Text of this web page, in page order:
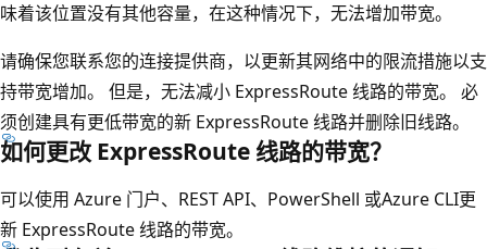
味着该位置没有其他容量，在这种情况下，无法增加带宽。
请确保您联系您的连接提供商，以更新其网络中的限流措施以支
持带宽增加。 但是，无法减小 ExpressRoute 线路的带宽。 必
须创建具有更低带宽的新 ExpressRoute 线路并删除旧线路。
如何更改 ExpressRoute 线路的带宽？
可以使用 Azure 门户、REST API、PowerShell 或Azure CLI更
新 ExpressRoute 线路的带宽。